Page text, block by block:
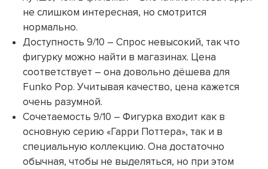
не слишком интересная, но смотрится
нормально.
Доступность 9/10 – Спрос невысокий, так что
фигурку можно найти в магазинах. Цена
соответствует – она довольно дёшева для
Funko Pop. Учитывая качество, цена кажется
очень разумной.
Сочетаемость 9/10 – Фигурка входит как в
основную серию «Гарри Поттера», так и в
специальную коллекцию. Она достаточно
обычная, чтобы не выделяться, но при этом